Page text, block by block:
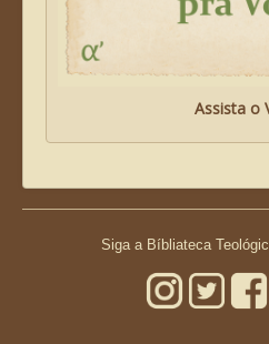
Assista o
Siga a Bíbliateca